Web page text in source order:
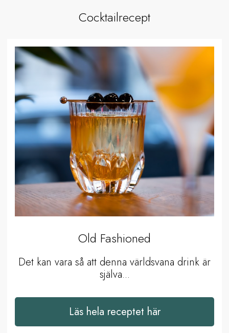
Cocktailrecept
Old Fashioned
Det kan vara så att denna världsvana drink är
själva...
Läs hela receptet här